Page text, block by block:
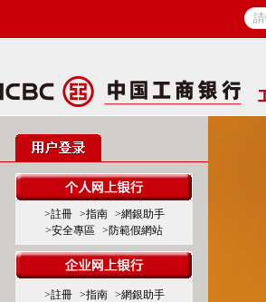
>註冊 >指南
>網銀助手
>安全專區
>防範假網站
>註冊 >指南 >網銀助手